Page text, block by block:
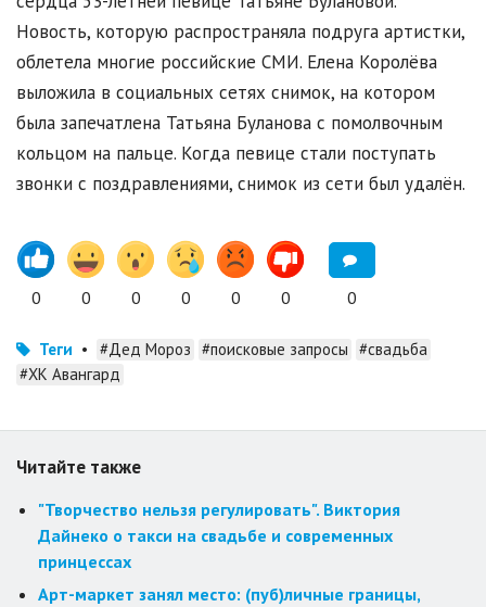
Новость, которую распространяла подруга артистки,
облетела многие российские СМИ. Елена Королёва
выложила в социальных сетях снимок, на котором
была запечатлена Татьяна Буланова с помолвочным
кольцом на пальце. Когда певице стали поступать
звонки с поздравлениями, снимок из сети был удалён.
0 0 0 0 0 0 0
Теги • #Дед Мороз #поисковые запросы #свадьба
#ХК Авангард
Читайте также
"Творчество нельзя регулировать". Виктория
Дайнеко о такси на свадьбе и современных
принцессах
Арт-маркет занял место: (пуб)личные границы,